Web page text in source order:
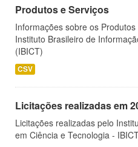
Produtos e Serviços
Informações sobre os
Instituto Brasileiro de
(IBICT)
CSV
Licitações realizadas em
Licitações realizadas pelo
em Ciência e Tecnologia -